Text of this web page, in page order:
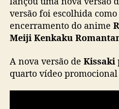
versão foi escolhida
encerramento do anime
Meiji Kenkaku
A nova versão de Kissaki
quarto vídeo